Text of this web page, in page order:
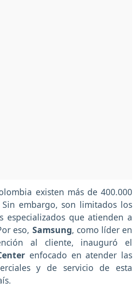
existen más de 400.000
Sin embargo, son limitados los
especializados que atienden a
eso, Samsung, como líder en
al cliente, inauguró el
enfocado en atender las
y de servicio de esta